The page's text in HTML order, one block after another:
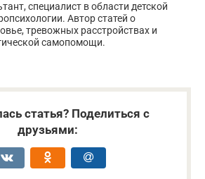
специалист в области детской
Автор статей о
тревожных расстройствах и
самопомощи.
статья? Поделиться с
друзьями: